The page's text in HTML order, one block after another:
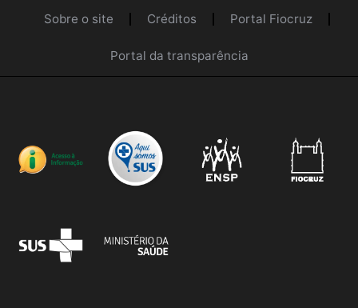
Sobre o site Créditos Portal Fiocruz
Portal da transparência